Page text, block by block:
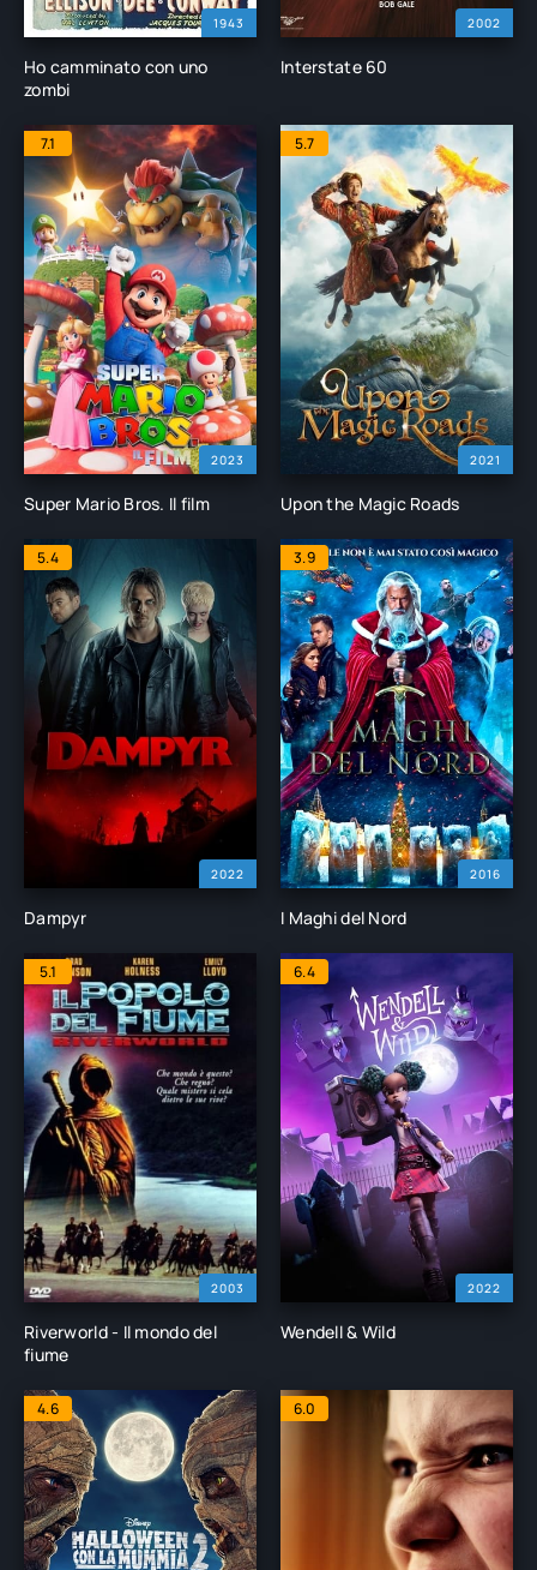
1943
Ho camminato con uno
zombi
2002
Interstate 60
2023
7.1
Super Mario Bros. Il film
2021
5.7
Upon the Magic Roads
2022
5.4
Dampyr
2016
3.9
I Maghi del Nord
2003
5.1
Riverworld - Il mondo del
fiume
2022
6.4
Wendell & Wild
4.6 6.0